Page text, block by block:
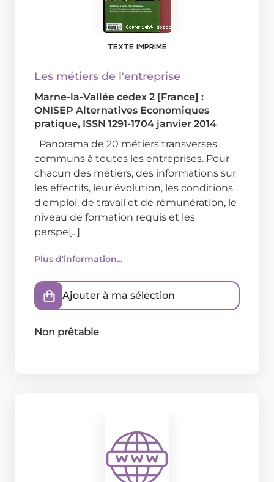
TEXTE IMPRIMÉ
Les métiers de l'entreprise
Marne-la-Vallée cedex 2 [France] :
ONISEP Alternatives Economiques
pratique, ISSN 1291-1704 janvier 2014
Panorama de 20 métiers transverses
communs à toutes les entreprises. Pour
chacun des métiers, des informations sur
les effectifs, leur évolution, les conditions
d'emploi, de travail et de rémunération, le
niveau de formation requis et les
perspe[...]
Plus d'information...
Ajouter à ma sélection
Non prêtable